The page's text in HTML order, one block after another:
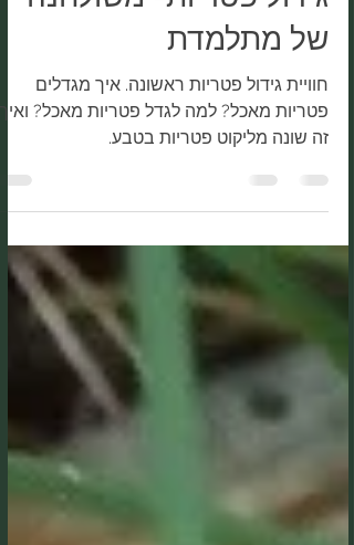
גידול פטריות- משולחנה
של מתלמדת
חוויית גידול פטריות ראשונה. איך מגדלים
פטריות מאכל? למה לגדל פטריות מאכל? ואיך
זה שונה מליקוט פטריות בטבע.